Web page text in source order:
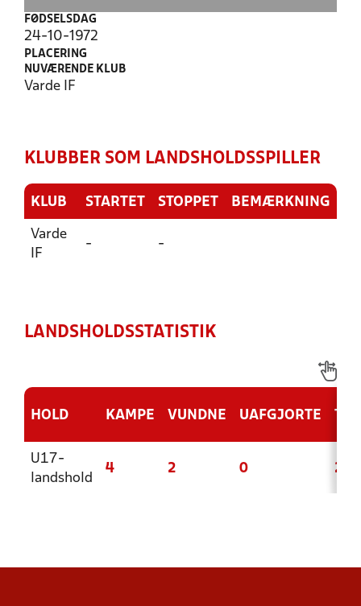
FØDSELSDAG
24-10-1972
PLACERING
NUVÆRENDE KLUB
Varde IF
KLUBBER SOM LANDSHOLDSSPILLER
KLUB STARTET STOPPET BEMÆRKNING
Varde
IF
- -
LANDSHOLDSSTATISTIK
HOLD KAMPE VUNDNE UAFGJORTE
U17-
landshold
4 2 0 2